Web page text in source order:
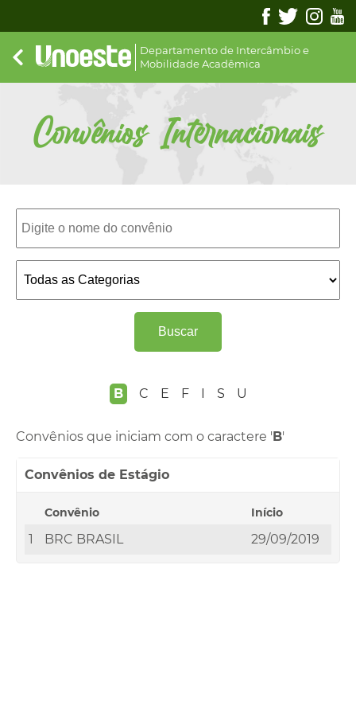
Departamento de Intercâmbio e
Mobilidade Acadêmica
Convênios Internacionais
Buscar
B C E F I S U
Convênios que iniciam com o caractere 'B'
Convênios de Estágio
Convênio Início
1 BRC BRASIL 29/09/2019